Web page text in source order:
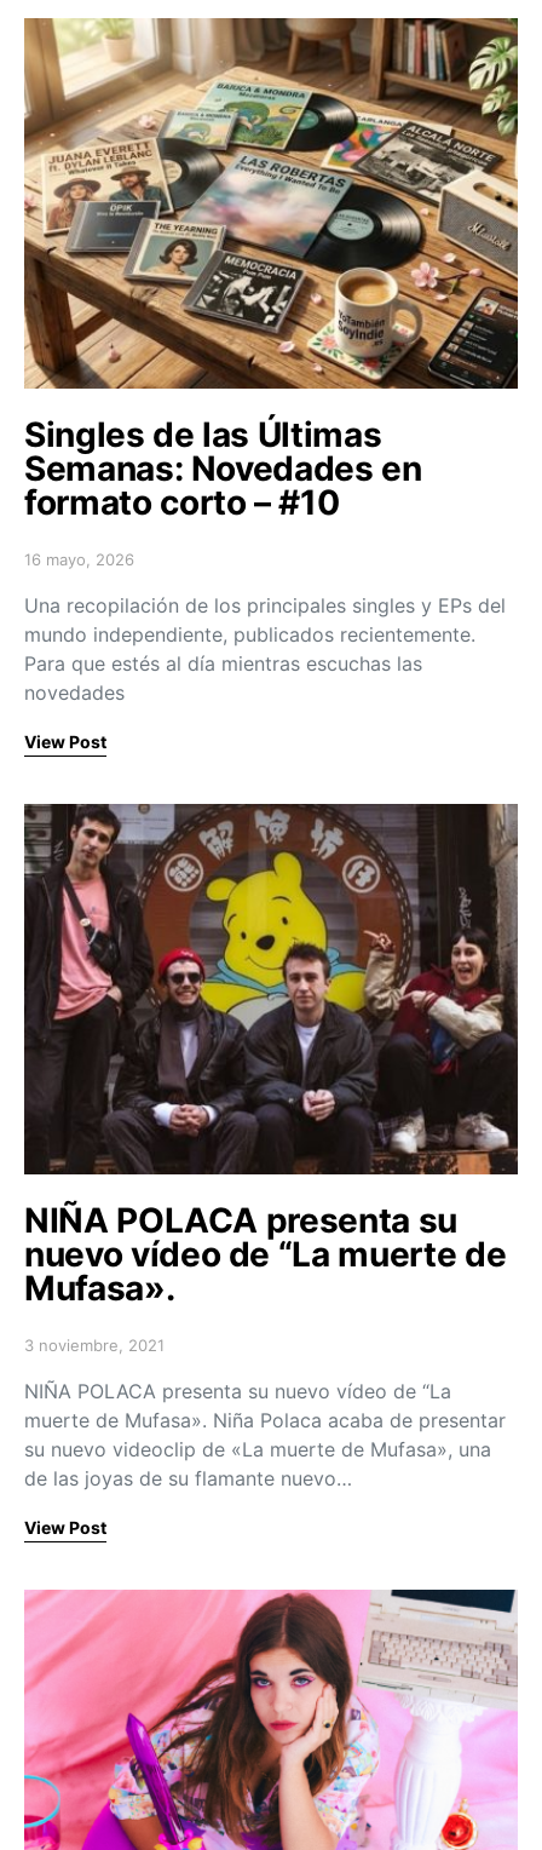
Singles de las Últimas
Semanas: Novedades en
formato corto – #10
Posted on
16 mayo, 2026
Una recopilación de los principales singles y EPs del
mundo independiente, publicados recientemente.
Para que estés al día mientras escuchas las
novedades
View Post
NIÑA POLACA presenta su
nuevo vídeo de “La muerte de
Mufasa».
Posted on
3 noviembre, 2021
NIÑA POLACA presenta su nuevo vídeo de “La
muerte de Mufasa». Niña Polaca acaba de presentar
su nuevo videoclip de «La muerte de Mufasa», una
de las joyas de su flamante nuevo…
View Post